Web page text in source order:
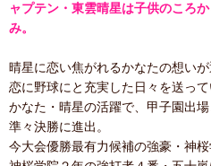
ャプテン・東雲晴星は子供のころ
み。
晴星に恋い焦がれるかなたの想い
恋に野球にと充実した日々を送って
かなた・晴星の活躍で、甲子園出
準々決勝に進出。
今大会優勝最有力候補の強豪・神桜